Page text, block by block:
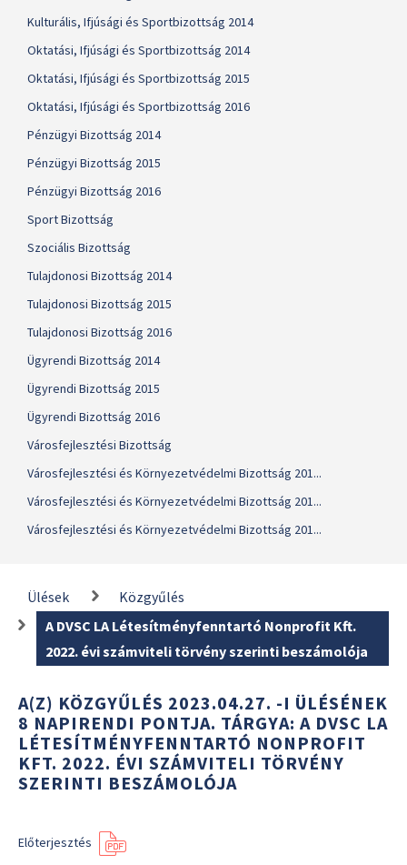
Kulturális, Ifjúsági és Sportbizottság 2014
Oktatási, Ifjúsági és Sportbizottság 2014
Oktatási, Ifjúsági és Sportbizottság 2015
Oktatási, Ifjúsági és Sportbizottság 2016
Pénzügyi Bizottság 2014
Pénzügyi Bizottság 2015
Pénzügyi Bizottság 2016
Sport Bizottság
Szociális Bizottság
Tulajdonosi Bizottság 2014
Tulajdonosi Bizottság 2015
Tulajdonosi Bizottság 2016
Ügyrendi Bizottság 2014
Ügyrendi Bizottság 2015
Ügyrendi Bizottság 2016
Városfejlesztési Bizottság
Városfejlesztési és Környezetvédelmi Bizottság 201...
Városfejlesztési és Környezetvédelmi Bizottság 201...
Városfejlesztési és Környezetvédelmi Bizottság 201...
Ülések
Közgyűlés
A DVSC LA Létesítményfenntartó Nonprofit Kft.
2022. évi számviteli törvény szerinti beszámolója
A(Z) KÖZGYŰLÉS 2023.04.27. -I ÜLÉSÉNEK
8 NAPIRENDI PONTJA. TÁRGYA: A DVSC LA
LÉTESÍTMÉNYFENNTARTÓ NONPROFIT
KFT. 2022. ÉVI SZÁMVITELI TÖRVÉNY
SZERINTI BESZÁMOLÓJA
Előterjesztés